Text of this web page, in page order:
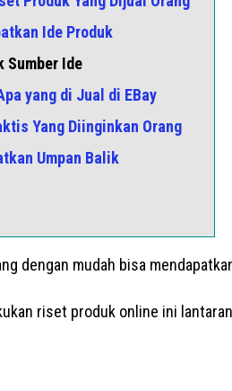
Ide Produk
Sumber Ide
yang di Jual di EBay
Yang Diinginkan Orang
Umpan Balik
dengan mudah bisa
riset produk online ini